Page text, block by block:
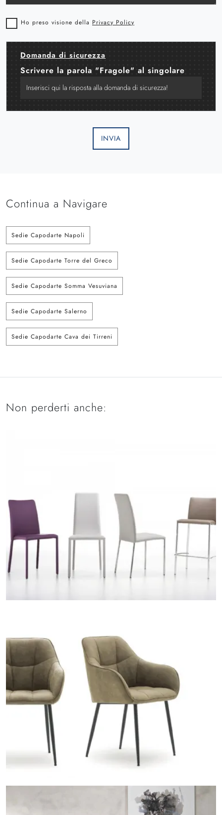
Ho preso visione della Privacy Policy
Domanda di sicurezza
Scrivere la parola "Fragole" al singolare
INVIA
Continua a Navigare
Sedie Capodarte Napoli
Sedie Capodarte Torre del Greco
Sedie Capodarte Somma Vesuviana
Sedie Capodarte Salerno
Sedie Capodarte Cava dei Tirreni
Non perderti anche: